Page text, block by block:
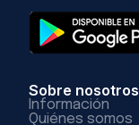
Sobre nosotros
Información
Quiénes somos